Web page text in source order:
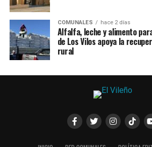
COMUNALES hace 2 días
Alfalfa, leche y alimento
de Los Vilos apoya la
rural